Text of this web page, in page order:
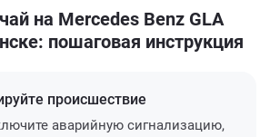
на Mercedes Benz GLA
пошаговая инструкция
происшествие
аварийную сигнализацию,